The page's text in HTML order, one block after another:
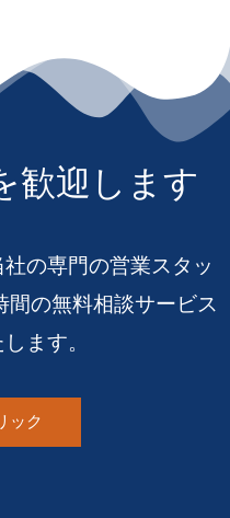
歓迎します
の専門の営業スタッ
間の無料相談サービス
ます。
ック